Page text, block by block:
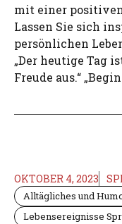
mit einer
Lassen Sie sich
persönlichen
„Der heutige Tag
Freude aus.“
OKTOBER 4, 2023
Alltägliches und
Lebensereignisse